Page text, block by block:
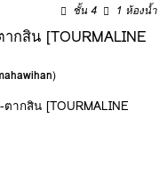
ชั้น 4 1 ห้องน้ำ
กสิน [TOURMALINE
)
ากสิน [TOURMALINE